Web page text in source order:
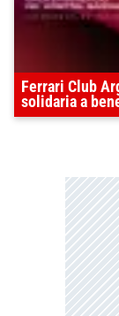
Ferrari Club
solidaria a